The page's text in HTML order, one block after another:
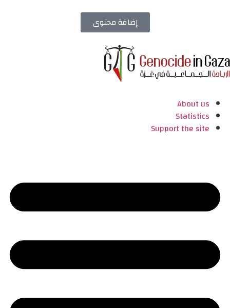
إضافة محتوى
About us
Statistics
Support the site